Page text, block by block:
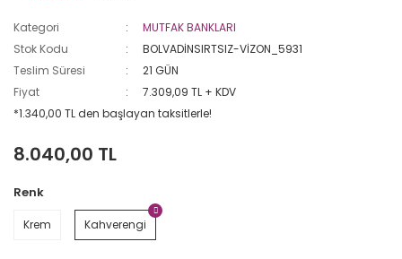
Kategori
MUTFAK BANKLARI
Stok Kodu
BOLVADİNSIRTSIZ-VİZON_5931
Teslim Süresi
21 GÜN
Fiyat
7.309,09 TL + KDV
*1.340,00 TL den başlayan taksitlerle!
8.040,00 TL
Renk
Krem Kahverengi